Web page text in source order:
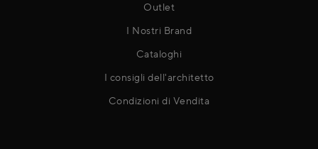
Outlet
I Nostri Brand
Cataloghi
I consigli dell'architetto
Condizioni di Vendita